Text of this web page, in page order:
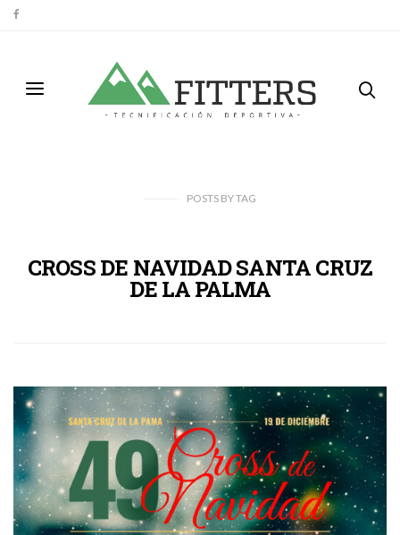
POSTS BYTAG
CROSS DE NAVIDAD SANTA CRUZ
DE LA PALMA